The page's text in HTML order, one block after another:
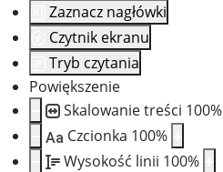
Zaznacz nagłówki
Czytnik ekranu
Tryb czytania
Powiększenie
Skalowanie treści 100%
Aa Czcionka 100%
Wysokość linii 100%